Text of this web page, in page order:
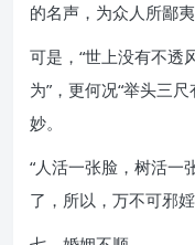
的名声，为众人所鄙夷
可是，“世上没有不透
为”，更何况“举头三
妙。
“人活一张脸，树活一
了，所以，万不可邪婬